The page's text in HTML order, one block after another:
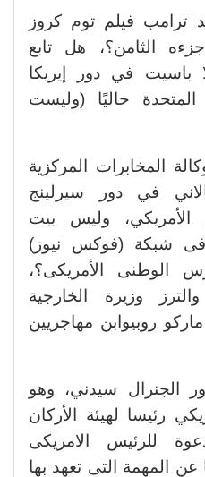
ترامب فيلم توم كروز
الثامن؟، هل تابع
باسيت في دور إيريكا
حاليًا (وليست
المخابرات المركزية
في دور سيرلينج
الأمريكي، وليس بيت
شبكة (فوكس نيوز)
الوطنى الأمريكى؟،
وزيرة الخارجية
روبيوابن مهاجريين
الجنرال سيدني، وهو
رئيسا لهيئة الأركان
للرئيس الامريكى
عن المهمة التى تعهد بها